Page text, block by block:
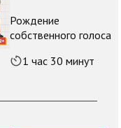
Рождение
собственного голоса
1 час 30 минут